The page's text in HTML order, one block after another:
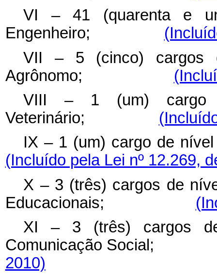
VI – 41 (quarenta e
Engenheiro;
VII – 5 (cinco) cargos
Agrônomo;
VIII – 1 (um) cargo
Veterinário;
IX – 1 (um) cargo
(Incluído pela Lei nº 12.269,
X – 3 (três) cargos de
Educacionais;
XI – 3 (três) cargos
Comunicação
2010)